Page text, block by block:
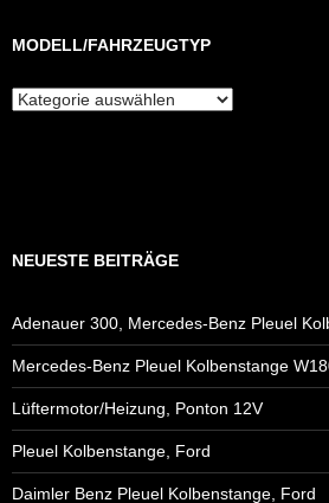
MODELL/FAHRZEUGTYP
Modell/Fahrzeugtyp
NEUESTE BEITRÄGE
Adenauer 300, Mercedes-Benz Pleuel
Mercedes-Benz Pleuel Kolbenstange
Lüftermotor/Heizung, Ponton 12V
Pleuel Kolbenstange, Ford
Daimler Benz Pleuel Kolbenstange, Ford